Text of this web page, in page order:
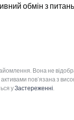
обмін з
Вона не
пов’язана з
уЗастереженні.